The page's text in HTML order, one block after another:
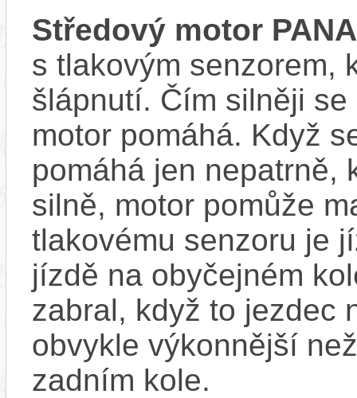
Středový motor
s tlakovým senzorem,
šlápnutí. Čím silněji
motor pomáhá. Když
pomáhá jen nepatrně,
silně, motor pomůže
tlakovému senzoru je
jízdě na obyčejném
zabral, když to jezdec
obvykle výkonnější
zadním kole.